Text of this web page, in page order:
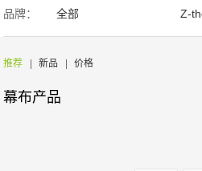
声学产品 智
周边产品
3000-9999 1万
5万-15万
30万-50万
品牌： 全部 Z-
Screen Excellence
推荐 | 新品 | 价格
幕布产品